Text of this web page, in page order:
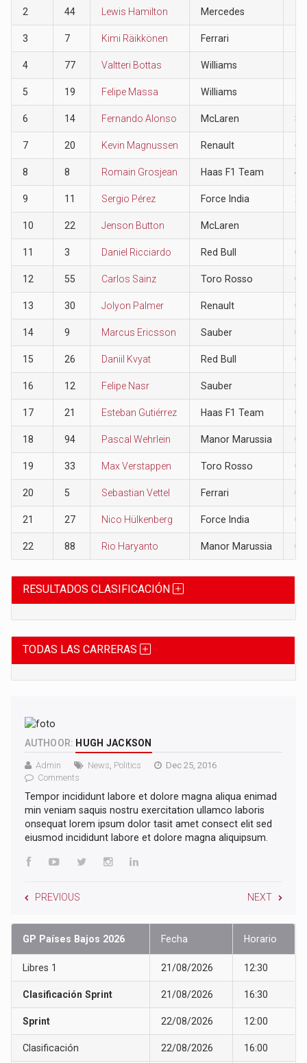
2 44 Lewis Hamilton Mercedes
3 7 Kimi Räikkönen Ferrari
4 77 Valtteri Bottas Williams
5 19 Felipe Massa Williams
6 14 Fernando Alonso McLaren 8
7 20 Kevin Magnussen Renault 6
8 8 Romain Grosjean Haas F1 Team 4
9 11 Sergio Pérez Force India 2
10 22 Jenson Button McLaren
11 3 Daniel Ricciardo Red Bull 0
12 55 Carlos Sainz Toro Rosso 0
13 30 Jolyon Palmer Renault 0
14 9 Marcus Ericsson Sauber 0
15 26 Daniil Kvyat Red Bull 0
16 12 Felipe Nasr Sauber 0
17 21 Esteban Gutiérrez Haas F1 Team 0
18 94 Pascal Wehrlein Manor Marussia 0
19 33 Max Verstappen Toro Rosso 0
20 5 Sebastian Vettel Ferrari 0
21 27 Nico Hülkenberg Force India 0
22 88 Rio Haryanto Manor Marussia 0
RESULTADOS CLASIFICACIÓN
TODAS LAS CARRERAS
AUTHOOR: HUGH JACKSON
Admin News Politics
Dec 25, 2016
Comments
Tempor incididunt labore et dolore magna aliqua enimad
min veniam saquis nostru exercitation ullamco laboris
onsequat lorem ipsum dolor tasit amet consect elit sed
eiusmod incididunt labore et dolore magna aliquipsum.
PREVIOUS NEXT
GP Países Bajos 2026 Fecha Horario
Libres 1 21/08/2026 12:30
Clasificación Sprint 21/08/2026 16:30
Sprint 22/08/2026 12:00
Clasificación 22/08/2026 16:00